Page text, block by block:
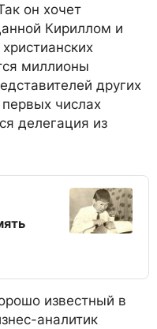
он хочет
Кириллом и
миллионы
других
числах
делегация из
известный в
аналитик